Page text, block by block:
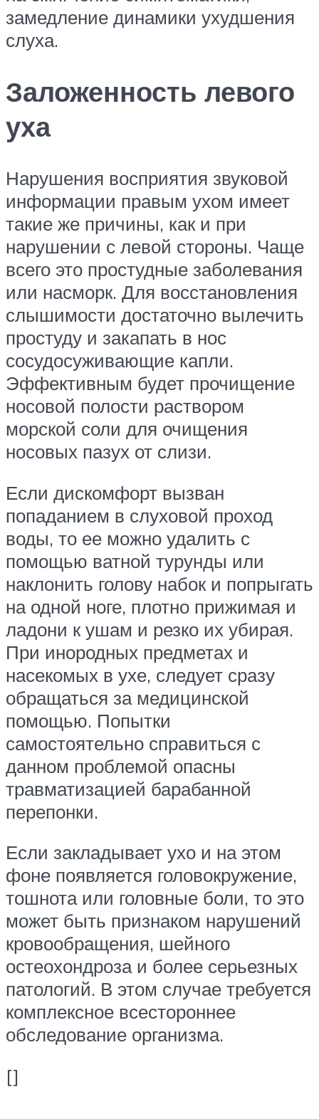
замедление динамики ухудшения
слуха.
Заложенность левого
уха
Нарушения восприятия звуковой
информации правым ухом имеет
такие же причины, как и при
нарушении с левой стороны. Чаще
всего это простудные заболевания
или насморк. Для восстановления
слышимости достаточно вылечить
простуду и закапать в нос
сосудосуживающие капли.
Эффективным будет прочищение
носовой полости раствором
морской соли для очищения
носовых пазух от слизи.
Если дискомфорт вызван
попаданием в слуховой проход
воды, то ее можно удалить с
помощью ватной турунды или
наклонить голову набок и попрыгать
на одной ноге, плотно прижимая и
ладони к ушам и резко их убирая.
При инородных предметах и
насекомых в ухе, следует сразу
обращаться за медицинской
помощью. Попытки
самостоятельно справиться с
данном проблемой опасны
травматизацией барабанной
перепонки.
Если закладывает ухо и на этом
фоне появляется головокружение,
тошнота или головные боли, то это
может быть признаком нарушений
кровообращения, шейного
остеохондроза и более серьезных
патологий. В этом случае требуется
комплексное всестороннее
обследование организма.
[]